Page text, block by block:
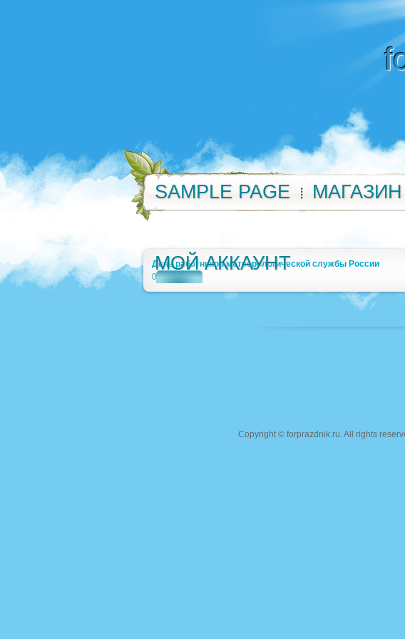
SAMPLE PAGE МАГАЗИН
МОЙ АККАУНТ
День работников метеорологической службы России
0
Copyright © forprazdnik.ru. All rights